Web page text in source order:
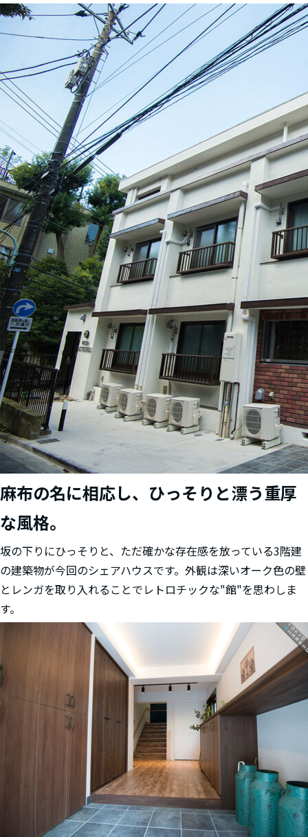
麻布の名に相応し、ひっそりと漂う重厚
な風格。
坂の下りにひっそりと、ただ確かな存在感を放っている3階建
の建築物が今回のシェアハウスです。外観は深いオーク色の壁
とレンガを取り入れることでレトロチックな"館"を思わしま
す。